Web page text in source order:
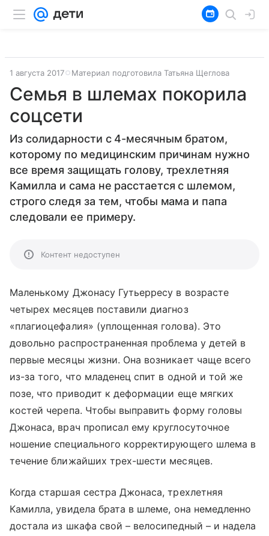
1 августа 2017 Материал подготовила Татьяна Щеглова
Семья в шлемах покорила
соцсети
Из солидарности с 4-месячным братом,
которому по медицинским причинам нужно
все время защищать голову, трехлетняя
Камилла и сама не расстается с шлемом,
строго следя за тем, чтобы мама и папа
следовали ее примеру.
Контент недоступен
Маленькому Джонасу Гутьерресу в возрасте
четырех месяцев поставили диагноз
«плагиоцефалия» (уплощенная голова). Это
довольно распространенная проблема у детей в
первые месяцы жизни. Она возникает чаще всего
из-за того, что младенец спит в одной и той же
позе, что приводит к деформации еще мягких
костей черепа. Чтобы выправить форму головы
Джонаса, врач прописал ему круглосуточное
ношение специального корректирующего шлема в
течение ближайших трех-шести месяцев.
Когда старшая сестра Джонаса, трехлетняя
Камилла, увидела брата в шлеме, она немедленно
достала из шкафа свой – велосипедный – и надела